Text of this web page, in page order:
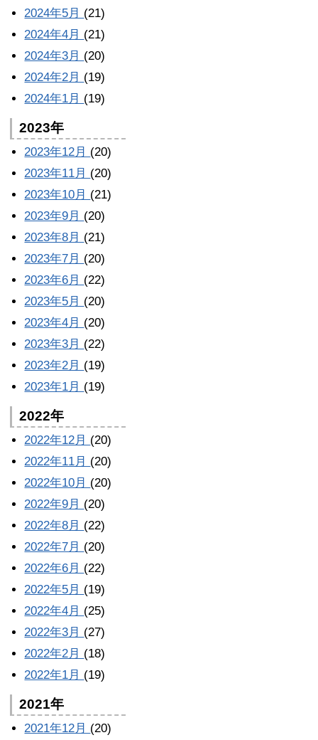
2024年5月 (21)
2024年4月 (21)
2024年3月 (20)
2024年2月 (19)
2024年1月 (19)
2023年
2023年12月 (20)
2023年11月 (20)
2023年10月 (21)
2023年9月 (20)
2023年8月 (21)
2023年7月 (20)
2023年6月 (22)
2023年5月 (20)
2023年4月 (20)
2023年3月 (22)
2023年2月 (19)
2023年1月 (19)
2022年
2022年12月 (20)
2022年11月 (20)
2022年10月 (20)
2022年9月 (20)
2022年8月 (22)
2022年7月 (20)
2022年6月 (22)
2022年5月 (19)
2022年4月 (25)
2022年3月 (27)
2022年2月 (18)
2022年1月 (19)
2021年
2021年12月 (20)